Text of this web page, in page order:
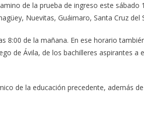
de la prueba de ingreso este sábado
Nuevitas, Guáimaro, Santa Cruz del
8:00 de la mañana. En ese horario
de Ávila, de los bachilleres aspirantes a
de la educación precedente, además